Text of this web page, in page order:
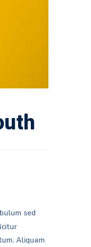
sed
Aliquam